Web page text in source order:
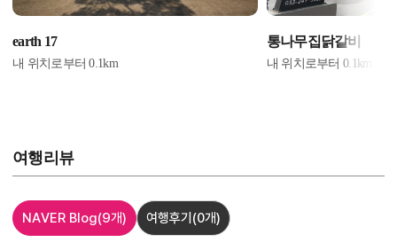
earth 17
내 위치로부터0.1km
통나무집닭갈비
내 위치로부터0.1 km
여행리뷰
NAVER Blog(9개) 여행후기 (0개)